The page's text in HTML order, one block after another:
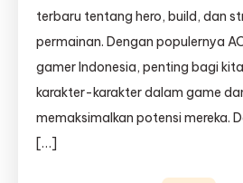
terbaru tentang hero, build, dan
permainan. Dengan populernya
gamer Indonesia, penting bagi
karakter-karakter dalam game
memaksimalkan potensi mereka.
[…]